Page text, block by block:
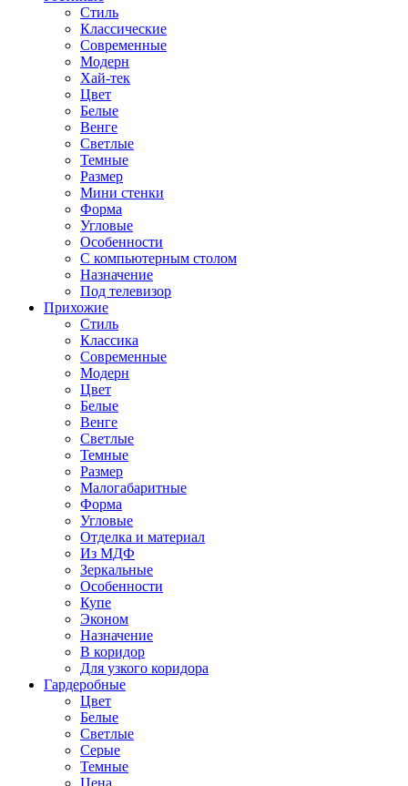
Стиль
Классические
Современные
Модерн
Хай-тек
Цвет
Белые
Венге
Светлые
Темные
Размер
Мини стенки
Форма
Угловые
Особенности
С компьютерным столом
Назначение
Под телевизор
Прихожие
Стиль
Классика
Современные
Модерн
Цвет
Белые
Венге
Светлые
Темные
Размер
Малогабаритные
Форма
Угловые
Отделка и материал
Из МДФ
Зеркальные
Особенности
Купе
Эконом
Назначение
В коридор
Для узкого коридора
Гардеробные
Цвет
Белые
Светлые
Серые
Темные
Цена